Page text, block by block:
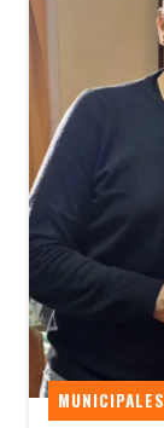
MUNICIPALES